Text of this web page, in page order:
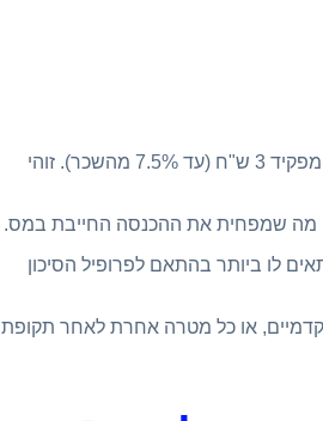
קרן השתלמות מציעה יתרון משמעותי נוסף לעובדים שכירים. על כל שקל שהעובד מפקיד (עד 2.5% מהשכר), המעסיק מפקיד 3 ש"ח (עד 7.5% מהשכר). זוהי
מה שמפחית את ההכנסה החייבת במס.
לו ביותר בהתאם לפרופיל הסיכון
או כל מטרה אחרת לאחר תקופת